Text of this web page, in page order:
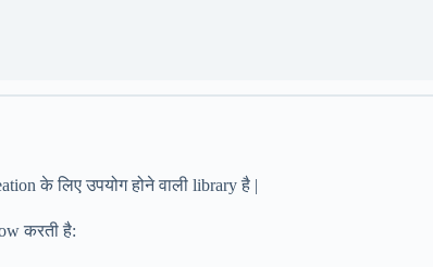
के लिए उपयोग होने वाली library है |
करती है: